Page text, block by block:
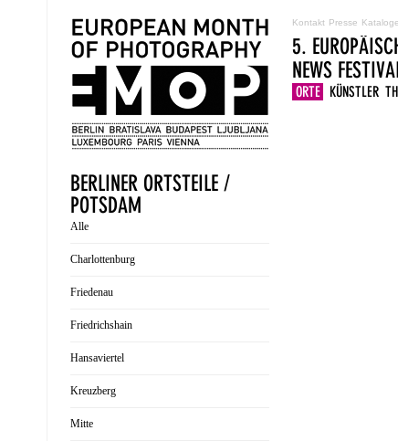
Kontakt Presse Kataloge
5.
NEWS
ORTE KÜNSTLER
BERLINER ORTSTEILE /
POTSDAM
Alle
Charlottenburg
Friedenau
Friedrichshain
Hansaviertel
Kreuzberg
Mitte